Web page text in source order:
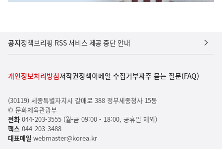
공지정책브리핑 RSS 서비스 제공 중단 안내
개인정보처리방침저작권정책이메일 수집거부자주 묻는 질문(FAQ)
(30119) 세종특별자치시 갈매로 388 정부세종청사 15동
© 문화체육관광부
전화044-203-3555 (월-금 09:00 - 18:00, 공휴일 제외)
팩스044-203-3488
대표메일 webmaster@korea.kr